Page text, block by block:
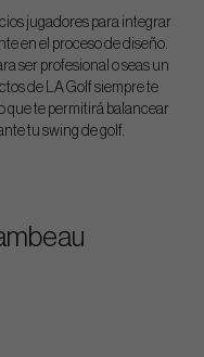
jugadores para integrar
en el proceso de diseño.
ser profesional o seas un
de LA Golf siempre te
que te permitirá balancear
tu swing de golf.